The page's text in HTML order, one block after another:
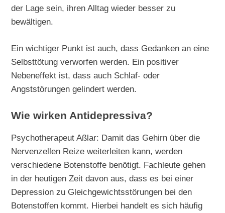
der Lage sein, ihren Alltag wieder besser zu
bewältigen.
Ein wichtiger Punkt ist auch, dass Gedanken an eine
Selbsttötung verworfen werden. Ein positiver
Nebeneffekt ist, dass auch Schlaf- oder
Angststörungen gelindert werden.
Wie wirken Antidepressiva?
Psychotherapeut Aßlar: Damit das Gehirn über die
Nervenzellen Reize weiterleiten kann, werden
verschiedene Botenstoffe benötigt. Fachleute gehen
in der heutigen Zeit davon aus, dass es bei einer
Depression zu Gleichgewichtsstörungen bei den
Botenstoffen kommt. Hierbei handelt es sich häufig